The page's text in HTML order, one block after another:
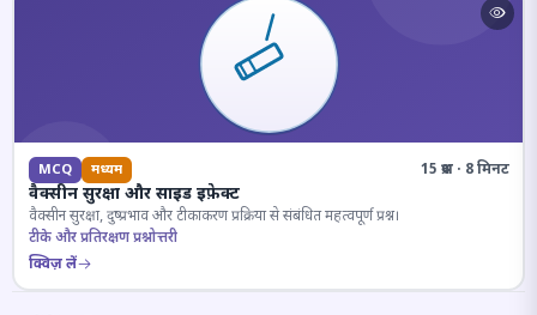
MCQ मध्यम 15 प्रश्न · 8 मिनट
वैक्सीन सुरक्षा और साइड इफ़ेक्ट
वैक्सीन सुरक्षा, दुष्प्रभाव और टीकाकरण प्रक्रिया से संबंधित महत्वपूर्ण प्रश्न।
टीके और प्रतिरक्षण प्रश्नोत्तरी
क्विज़ लें